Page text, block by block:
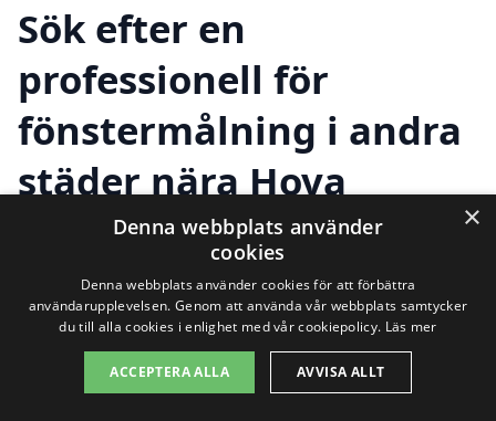
Sök efter en
professionell för
fönstermålning i andra
städer nära Hova
Att hitta en experthantverkare för
fönstermålning i Hovabehöver inte vara
svårt. Det finns flera alternativ i de
omkringliggande städerna som kan hjälpa
×
Denna webbplats använder
cookies
Denna webbplats använder cookies för att förbättra
användarupplevelsen. Genom att använda vår webbplats samtycker
du till alla cookies i enlighet med vår cookiepolicy. Läs mer
ACCEPTERA ALLA AVVISA ALLT